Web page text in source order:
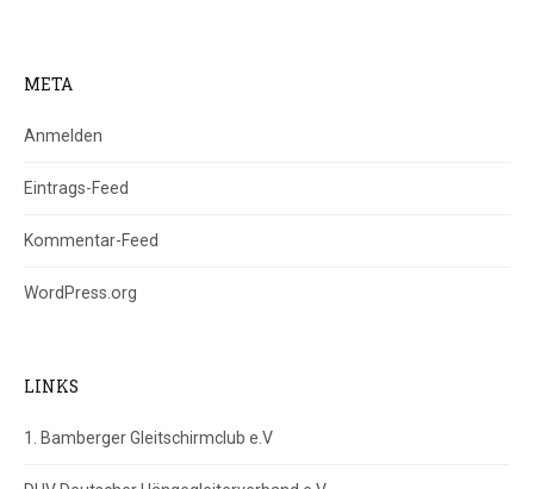
META
Anmelden
Eintrags-Feed
Kommentar-Feed
WordPress.org
LINKS
1. Bamberger Gleitschirmclub e.V